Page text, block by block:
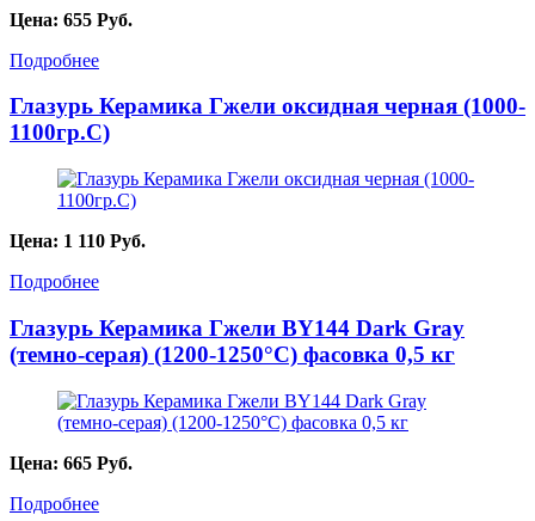
Цена: 655 Руб.
Подробнее
Глазурь Керамика Гжели оксидная черная (1000-
1100гр.С)
Цена: 1 110 Руб.
Подробнее
Глазурь Керамика Гжели BY144 Dark Gray
(темно-серая) (1200-1250°С) фасовка 0,5 кг
Цена: 665 Руб.
Подробнее